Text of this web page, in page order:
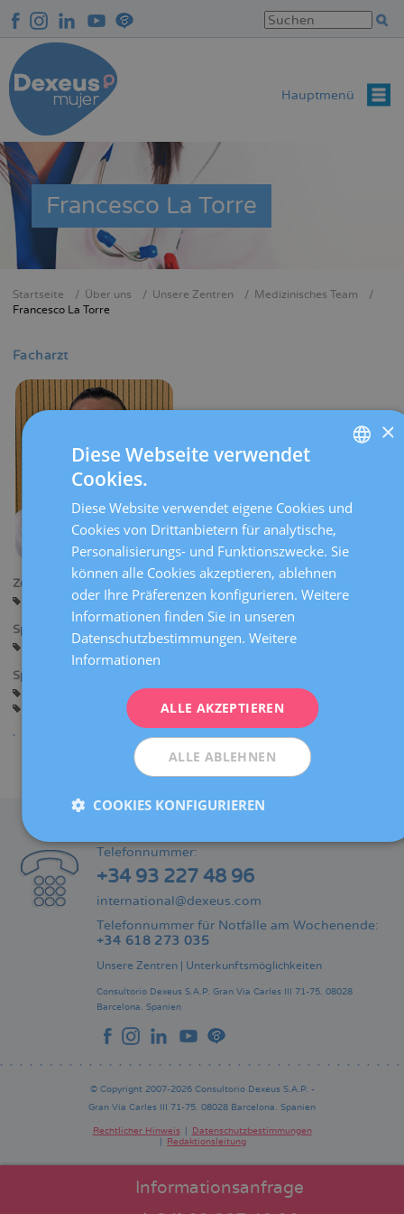
zum
Inhalt
Hauptmenü
Francesco La Torre
Breadcrumb
Startseite Über uns Unsere Zentren
Medizinisches Team
Francesco La Torre
Facharzt
Zentren:
Barcelona
Sprachen:
Spanisch
Englisch
Italienisch
Spezialitäten:
Beratung vor der Schwangerschaft
Schwangerschaft und Geburt
Allgemeine Gynäkologie
Informationsanfrage
Telefonnummer:
+34 93 227 48 96
international@dexeus.com
Telefonnummer für Notfälle am Wochenende:
+34 618 273 035
Unsere Zentren | Unterkunftsmöglichkeiten
Consultorio Dexeus S.A.P. Gran Via Carles III 71-75. 08028
Barcelona. Spanien
© Copyright 2007-2026 Consultorio Dexeus S.A.P. -
Gran Via Carles III 71-75. 08028 Barcelona. Spanien
de
Rechtlicher Hinweis
Datenschutzbestimmungen
Redaktionsleitung
CATALÀ
DEUTSCH
×
Diese Webseite verwendet
Cookies.
Diese Website verwendet eigene Cookies und
Cookies von Drittanbietern für analytische,
Personalisierungs- und Funktionszwecke. Sie
können alle Cookies akzeptieren, ablehnen
oder Ihre Präferenzen konfigurieren. Weitere
Informationen finden Sie in unseren
Datenschutzbestimmungen. Weitere
Informationen
ALLE AKZEPTIEREN
ALLE ABLEHNEN
COOKIES KONFIGURIEREN